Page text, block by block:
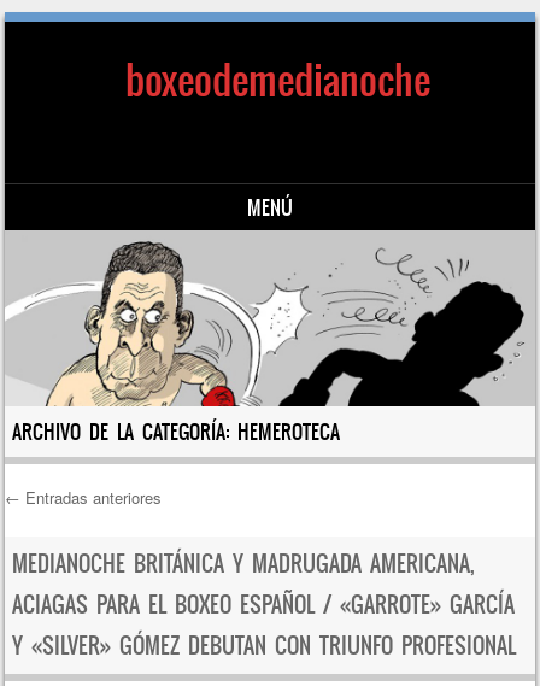
boxeodemedianoche
MENÚ
Saltar al contenido
ARCHIVO DE LA CATEGORÍA: HEMEROTECA
Navegación de entradas
← Entradas anteriores
MEDIANOCHE BRITÁNICA Y MADRUGADA AMERICANA,
ACIAGAS PARA EL BOXEO ESPAÑOL / «GARROTE» GARCÍA
Y «SILVER» GÓMEZ DEBUTAN CON TRIUNFO PROFESIONAL